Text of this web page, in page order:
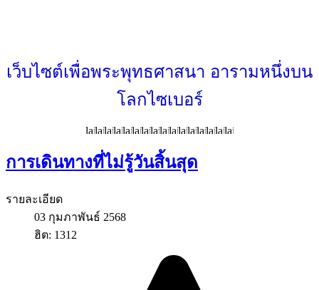
เว็บไซต์เพื่อพระพุทธศาสนา อารามหนึ่งบน
โลกไซเบอร์
การเดินทางที่ไม่รู้วันสิ้นสุด
รายละเอียด
03 กุมภาพันธ์ 2568
ฮิต: 1312